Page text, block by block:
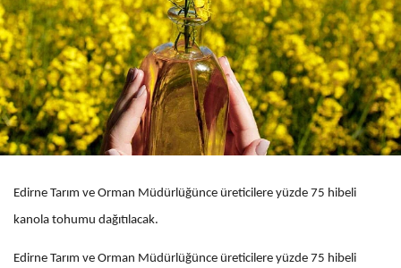
Edirne Tarım ve Orman Müdürlüğünce üreticilere yüzde 75 hibeli
kanola tohumu dağıtılacak.
Edirne Tarım ve Orman Müdürlüğünce üreticilere yüzde 75 hibeli